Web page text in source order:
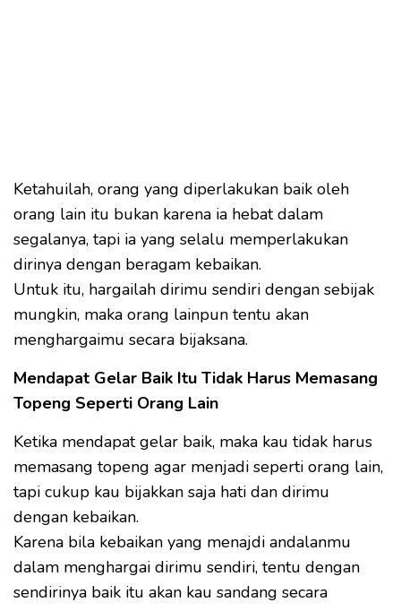
Ketahuilah, orang yang diperlakukan baik oleh
orang lain itu bukan karena ia hebat dalam
segalanya, tapi ia yang selalu memperlakukan
dirinya dengan beragam kebaikan.
Untuk itu, hargailah dirimu sendiri dengan sebijak
mungkin, maka orang lainpun tentu akan
menghargaimu secara bijaksana.
Mendapat Gelar Baik Itu Tidak Harus Memasang
Topeng Seperti Orang Lain
Ketika mendapat gelar baik, maka kau tidak harus
memasang topeng agar menjadi seperti orang lain,
tapi cukup kau bijakkan saja hati dan dirimu
dengan kebaikan.
Karena bila kebaikan yang menajdi andalanmu
dalam menghargai dirimu sendiri, tentu dengan
sendirinya baik itu akan kau sandang secara